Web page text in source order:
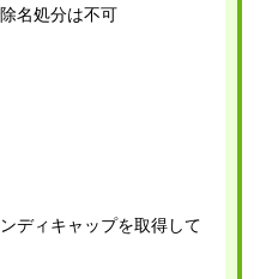
名処分は不可
ディキャップを取得して